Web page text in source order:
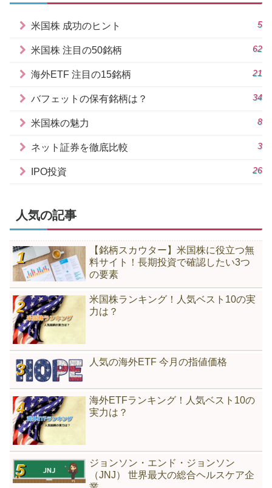
米国株 成功のヒント 5
米国株 注目の50銘柄 62
海外ETF 注目の15銘柄 21
バフェットの保有銘柄は？ 34
米国株の魅力 8
ネット証券を徹底比較 3
IPO投資 26
人気の記事
【銘柄スカウター】米国株に役立つ無
料サイト！長期投資で確認したい3つ
の要素
米国株ランキング！人気ベスト10の実
力は？
人気の海外ETF 今月の指値価格
海外ETFランキング！人気ベスト10の
実力は？
ジョンソン・エンド・ジョンソン
（JNJ） 世界最大の総合ヘルスケア企